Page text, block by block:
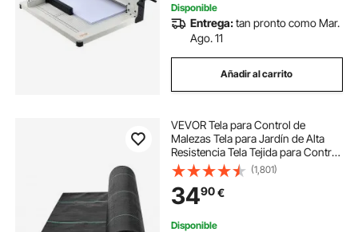
prensa sublimacion gorras
prensa domestica
prensa de superficie
38 x 38 prensa
prensa para hacer botones
Disponible
Entrega:tan pronto como Mar.
Ago. 11
Añadir al carrito
VEVOR Tela para Control de
Malezas Tela para Jardín de Alta
Resistencia Tela Tejida para Control
de Malezas de PP Tela Geotextil
para Paisajismo Vellón de Malas
Hierbas 0,9 x 91,4 m, 108 g/m²,
Negro
(1,801)
3490€
Disponible